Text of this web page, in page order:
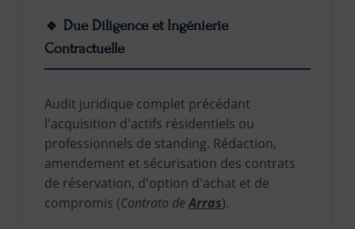
🔹 Due Diligence et Ingénierie
Contractuelle
Audit juridique complet précédant
l'acquisition d'actifs résidentiels ou
professionnels de standing. Rédaction,
amendement et sécurisation des contrats
de réservation, d'option d'achat et de
compromis (Contrato deArras).